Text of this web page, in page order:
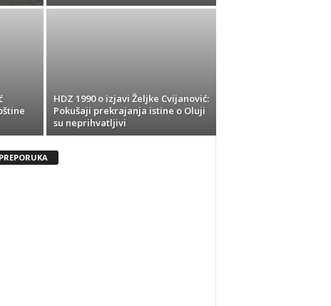
HDZ 1990 o izjavi Željke Cvijanović:
Pokušaji prekrajanja istine o Oluji
su neprihvatljivi
PREPORUKA